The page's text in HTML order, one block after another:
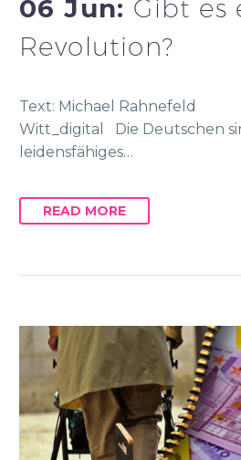
06 Jun: Gibt es
Revolution?
Text: Michael Rahnefeld
Witt_digital Die Deutschen
leidensfähiges…
READ MORE